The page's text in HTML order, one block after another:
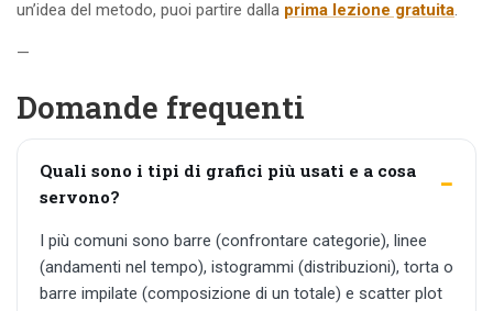
un’idea del metodo, puoi partire dalla prima lezione gratuita
—
Domande frequenti
Quali sono i tipi di grafici più usati e a cosa
servono?
I più comuni sono barre (confrontare categorie), linee
(andamenti nel tempo), istogrammi (distribuzioni), torta o
barre impilate (composizione di un totale) e scatter plot